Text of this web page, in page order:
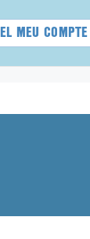
EL MEU COMPTE